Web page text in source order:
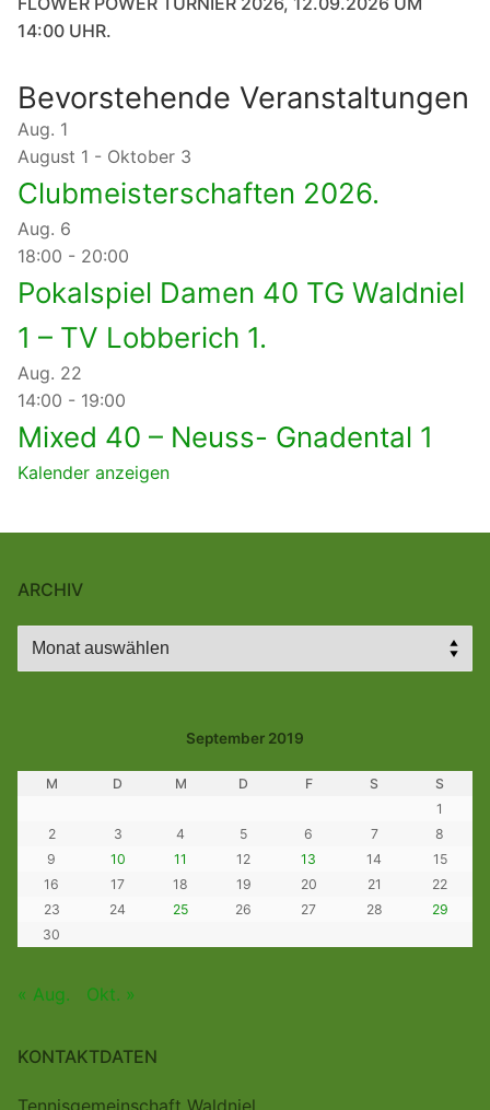
14:00 UHR.
Bevorstehende Veranstaltungen
Aug. 1
August 1 - Oktober 3
Clubmeisterschaften 2026.
Aug. 6
18:00 - 20:00
Pokalspiel Damen 40 TG Waldniel
1 – TV Lobberich 1.
Aug. 22
14:00 - 19:00
Mixed 40 – Neuss- Gnadental 1
Kalender anzeigen
ARCHIV
Archiv
September 2019
M D M D F S
S
1
2
3 4 5 6 7
8
9
10 11 12 13 14
15
16
17 18 19 20 21
22
23
24 25 26 27 28
29
30
« Aug. Okt. »
KONTAKTDATEN